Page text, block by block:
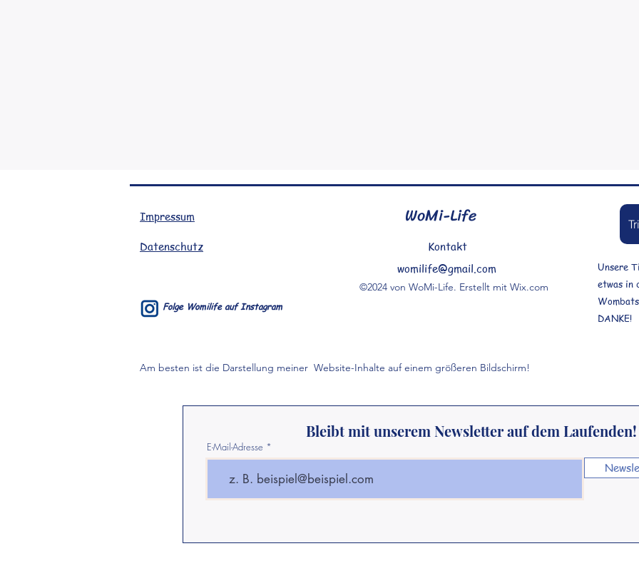
Impressum
Datenschutz
Folge Womilife auf Instagram
WoMi-Life
Kontakt
womilife@gmail.com
©2024 von WoMi-Life. Erstellt mit Wix.com
Unsere
etwas in
DANKE!
Am besten ist die Darstellung meiner Website-Inhalte auf einem größeren Bildschirm!
Bleibt mit unserem Newsletter auf dem Laufenden!
E-Mail-Adresse